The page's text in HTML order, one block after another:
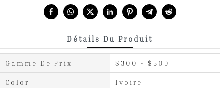
Détails Du Produit
Gamme De Prix $300 - $500
Color Ivoire